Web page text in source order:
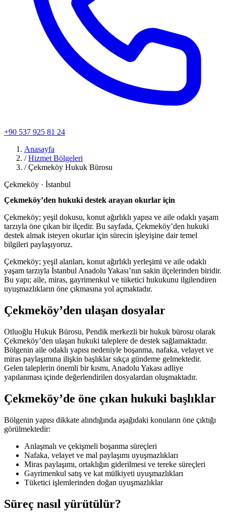
+90 537 925 81 24
Anasayfa
/ Hizmet Bölgeleri
/ Çekmeköy Hukuk Bürosu
Çekmeköy · İstanbul
Çekmeköy’den hukuki destek arayan okurlar için
Çekmeköy; yeşil dokusu, konut ağırlıklı yapısı ve aile odaklı yaşam
tarzıyla öne çıkan bir ilçedir. Bu sayfada, Çekmeköy’den hukuki
destek almak isteyen okurlar için sürecin işleyişine dair temel
bilgileri paylaşıyoruz.
Çekmeköy; yeşil alanları, konut ağırlıklı yerleşimi ve aile odaklı
yaşam tarzıyla İstanbul Anadolu Yakası’nın sakin ilçelerinden biridir.
Bu yapı; aile, miras, gayrimenkul ve tüketici hukukunu ilgilendiren
uyuşmazlıkların öne çıkmasına yol açmaktadır.
Çekmeköy’den ulaşan dosyalar
Otluoğlu Hukuk Bürosu, Pendik merkezli bir hukuk bürosu olarak
Çekmeköy’den ulaşan hukuki taleplere de destek sağlamaktadır.
Bölgenin aile odaklı yapısı nedeniyle boşanma, nafaka, velayet ve
miras paylaşımına ilişkin başlıklar sıkça gündeme gelmektedir.
Gelen taleplerin önemli bir kısmı, Anadolu Yakası adliye
yapılanması içinde değerlendirilen dosyalardan oluşmaktadır.
Çekmeköy’de öne çıkan hukuki başlıklar
Bölgenin yapısı dikkate alındığında aşağıdaki konuların öne çıktığı
görülmektedir:
Anlaşmalı ve çekişmeli boşanma süreçleri
Nafaka, velayet ve mal paylaşımı uyuşmazlıkları
Miras paylaşımı, ortaklığın giderilmesi ve tereke süreçleri
Gayrimenkul satış ve kat mülkiyeti uyuşmazlıkları
Tüketici işlemlerinden doğan uyuşmazlıklar
Süreç nasıl yürütülür?